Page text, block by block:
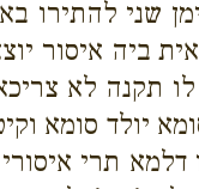
שני להתירו
ביה איסור
תקנה לא
יולד סומא
תרי